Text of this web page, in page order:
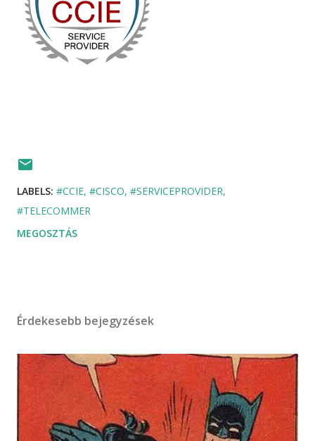
LABELS: #CCIE #CISCO #SERVICEPROVIDER
#TELECOMMER
MEGOSZTÁS
Érdekesebb bejegyzések